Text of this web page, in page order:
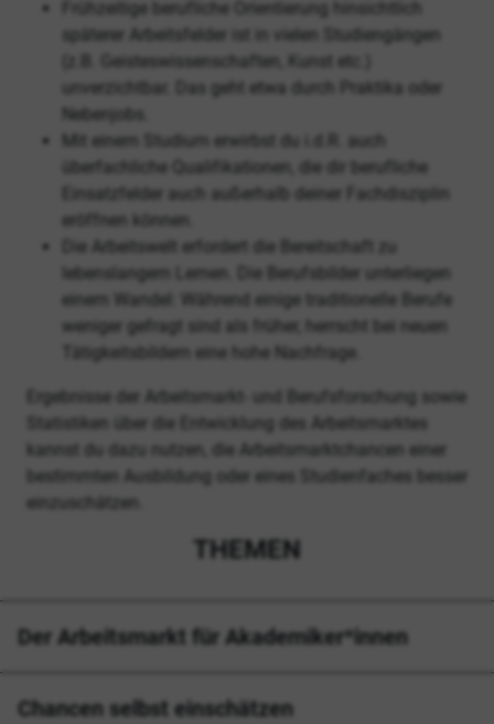
Frühzeitige berufliche Orientierung hinsichtlich
späterer Arbeitsfelder ist in vielen Studiengängen
(z.B. Geisteswissenschaften, Kunst etc.)
unverzichtbar. Das geht etwa durch Praktika oder
Nebenjobs.
Mit einem Studium erwirbst du i.d.R. auch
überfachliche Qualifikationen, die dir berufliche
Einsatzfelder auch außerhalb deiner Fachdisziplin
eröffnen können.
Die Arbeitswelt erfordert die Bereitschaft zu
lebenslangem Lernen. Die Berufsbilder unterliegen
einem Wandel: Während einige traditionelle Berufe
weniger gefragt sind als früher, herrscht bei neuen
Tätigkeitsbildern eine hohe Nachfrage.
Ergebnisse der Arbeitsmarkt- und Berufsforschung sowie
Statistiken über die Entwicklung des Arbeitsmarktes
kannst du dazu nutzen, die Arbeitsmarktchancen einer
bestimmten Ausbildung oder eines Studienfaches besser
einzuschätzen.
THEMEN
Der Arbeitsmarkt für Akademiker*innen
Chancen selbst einschätzen